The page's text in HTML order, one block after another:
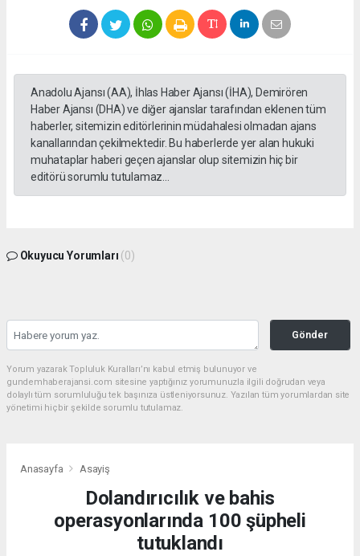
Anadolu Ajansı (AA), İhlas Haber Ajansı (İHA), Demirören
Haber Ajansı (DHA) ve diğer ajanslar tarafından eklenen tüm
haberler, sitemizin editörlerinin müdahalesi olmadan ajans
kanallarından çekilmektedir. Bu haberlerde yer alan hukuki
muhataplar haberi geçen ajanslar olup sitemizin hiç bir
editörü sorumlu tutulamaz...
Okuyucu Yorumları (0)
Gönder
Yorum yazarak Topluluk Kuralları’nı kabul etmiş bulunuyor ve
gundemhaberajansi.com sitesine yaptığınız yorumunuzla ilgili doğrudan veya
dolaylı tüm sorumluluğu tek başınıza üstleniyorsunuz. Yazılan tüm yorumlardan site
yönetimi hiçbir şekilde sorumlu tutulamaz.
Anasayfa Asayiş
Dolandırıcılık ve bahis
operasyonlarında 100 şüpheli
tutuklandı